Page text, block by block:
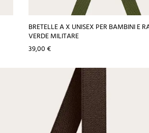
BRETELLE A X UNISEX PER BAMBINI E
VERDE MILITARE
Prezzo
39,00 €